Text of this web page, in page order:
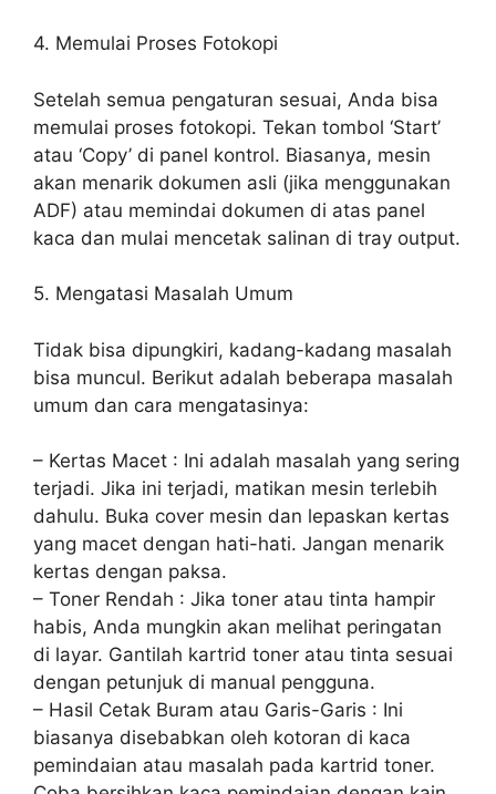
4. Memulai Proses Fotokopi
Setelah semua pengaturan sesuai, Anda bisa
memulai proses fotokopi. Tekan tombol ‘Start’
atau ‘Copy’ di panel kontrol. Biasanya, mesin
akan menarik dokumen asli (jika menggunakan
ADF) atau memindai dokumen di atas panel
kaca dan mulai mencetak salinan di tray output.
5. Mengatasi Masalah Umum
Tidak bisa dipungkiri, kadang-kadang masalah
bisa muncul. Berikut adalah beberapa masalah
umum dan cara mengatasinya:
– Kertas Macet : Ini adalah masalah yang sering
terjadi. Jika ini terjadi, matikan mesin terlebih
dahulu. Buka cover mesin dan lepaskan kertas
yang macet dengan hati-hati. Jangan menarik
kertas dengan paksa.
– Toner Rendah : Jika toner atau tinta hampir
habis, Anda mungkin akan melihat peringatan
di layar. Gantilah kartrid toner atau tinta sesuai
dengan petunjuk di manual pengguna.
– Hasil Cetak Buram atau Garis-Garis : Ini
biasanya disebabkan oleh kotoran di kaca
pemindaian atau masalah pada kartrid toner.